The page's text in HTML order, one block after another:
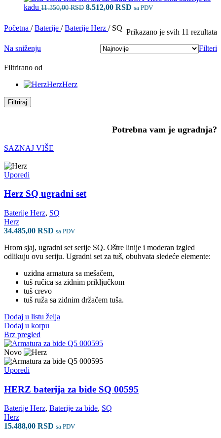
39.980,00 RSD.
od
27.000,00 RSD
kadu 11.350,00RSD Originalna
je
bila:
11.350,00 RSD.
8.512,00 RSD Trenutna
8.512,00 RSD.
sa PDV
Početna / Baterije / Baterije Herz / SQ Prikazano je svih 11 rezultata
Na sniženju Filteri
Filtrirano od
HerzHerz
Filtriraj
Potrebna vam je ugradnja?
SAZNAJ VIŠE
Uporedi
Herz SQ ugradni set
Baterije Herz, SQ
Herz
34.485,00 RSD sa PDV
Hrom sjaj, ugradni set serije SQ. Oštre linije i moderan izgled
odlikuju ovu seriju. Ugradni set za tuš, obuhvata sledeće elemente:
uzidna armatura sa mešačem,
tuš ručica sa zidnim priključkom
tuš crevo
tuš ruža sa zidnim držačem tuša.
Dodaj u listu želja
Dodaj u korpu
Brz pregled
Novo
Uporedi
HERZ baterija za bide SQ 00595
Baterije Herz, Baterije za bide, SQ
Herz
15.488,00 RSD sa PDV